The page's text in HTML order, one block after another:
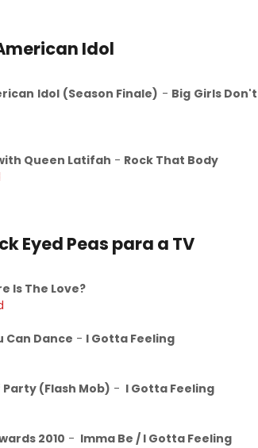
Idol
Idol (Season Finale) - Big Girls Don't
Queen Latifah - Rock That Body
Eyed Peas para a TV
Is The Love?
Can Dance - I Gotta Feeling
(Flash Mob) - I Gotta Feeling
2010 - Imma Be / I Gotta Feeling